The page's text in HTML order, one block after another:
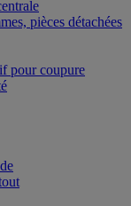
pièces détachées
pour coupure